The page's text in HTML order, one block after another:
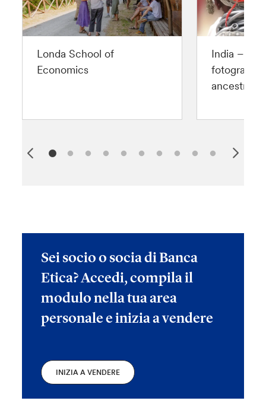
Londa School of
Economics
India –
ancestrali
Sei socio o socia di Banca
Etica? Accedi, compila il
modulo nella tua area
personale e inizia a vendere
INIZIA A VENDERE